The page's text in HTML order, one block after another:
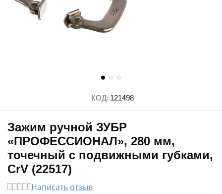
КОД: 121498
Зажим ручной ЗУБР
«ПРОФЕССИОНАЛ», 280 мм,
точечный с подвижными губками,
CrV (22517)
Написать отзыв